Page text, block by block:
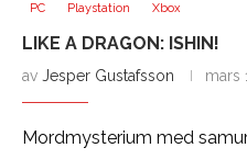
PC Playstation Xbox
LIKE A DRAGON: ISHIN!
av Jesper Gustafsson mars
Mordmysterium med